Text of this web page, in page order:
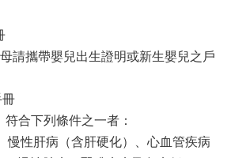
冊
請攜帶嬰兒出生證明或新生嬰兒之戶
手冊
合下列條件之一者：
慢性肝病（含肝硬化）、心血管疾病